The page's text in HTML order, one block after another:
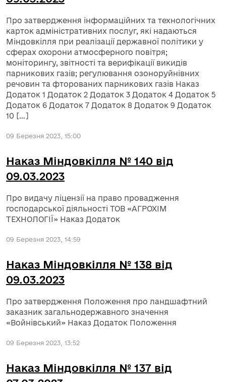
Про затвердження інформаційних та технологічних
карток адміністративних послуг, які надаються
Міндовкілля при реалізації державної політики у
сферах охорони атмосферного повітря;
моніторингу, звітності та верифікації викидів
парникових газів; регулювання озоноруйнівних
речовин та фторованих парникових газів Наказ
Додаток 1 Додаток 2 Додаток 3 Додаток 4 Додаток 5
Додаток 6 Додаток 7 Додаток 8 Додаток 9 Додаток
10 […]
09 Березня 2023, 15:00
Наказ Міндовкілля № 140 від
09.03.2023
Про видачу ліцензії на право провадження
господарської діяльності ТОВ «АГРОХІМ
ТЕХНОЛОГІЇ» Наказ Додаток
09 Березня 2023, 14:59
Наказ Міндовкілля № 138 від
09.03.2023
Про затвердження Положення про ландшафтний
заказник загальнодержавного значення
«Войнівський» Наказ Додаток Положення
09 Березня 2023, 13:52
Наказ Міндовкілля № 137 від